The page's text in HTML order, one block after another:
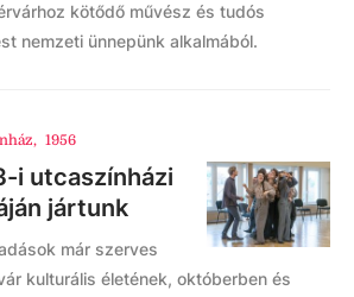
kötődő művész és tudós
nemzeti ünnepünk alkalmából.
, 1956
i utcaszínházi
jártunk
már szerves
kulturális életének, októberben és